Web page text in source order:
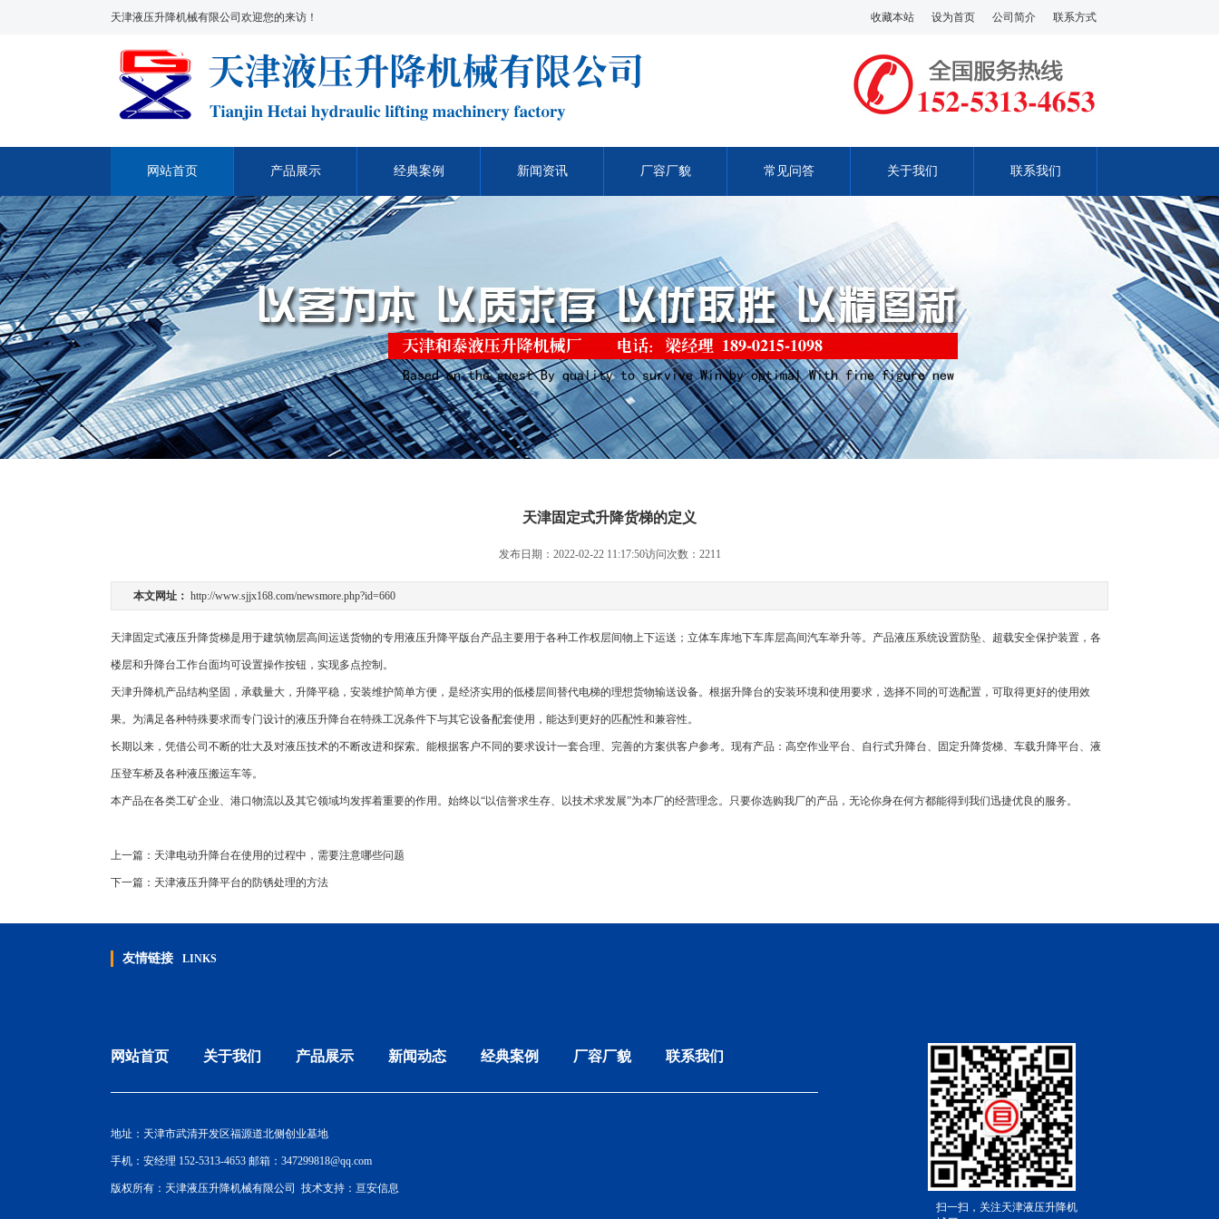
天津液压升降机械有限公司欢迎您的来访！ 收藏本站 设为首页 公司简介 联系方式
网站首页 产品展示 经典案例 新闻资讯 厂容厂貌 常见问答 关于我们 联系我们
天津固定式升降货梯的定义
发布日期：2022-02-22 11:17:50访问次数：2211
本文网址： http://www.sjjx168.com/newsmore.php?id=660
天津固定式液压升降货梯是用于建筑物层高间运送货物的专用液压升降平版台产品主要用于各种工作权层间物上下运送；立体车库地下车库层高间汽车举升等。产品液压系统设置防坠、超载安全保护装置，各
楼层和升降台工作台面均可设置操作按钮，实现多点控制。
天津升降机产品结构坚固，承载量大，升降平稳，安装维护简单方便，是经济实用的低楼层间替代电梯的理想货物输送设备。根据升降台的安装环境和使用要求，选择不同的可选配置，可取得更好的使用效
果。为满足各种特殊要求而专门设计的液压升降台在特殊工况条件下与其它设备配套使用，能达到更好的匹配性和兼容性。
长期以来，凭借公司不断的壮大及对液压技术的不断改进和探索。能根据客户不同的要求设计一套合理、完善的方案供客户参考。现有产品：高空作业平台、自行式升降台、固定升降货梯、车载升降平台、液
压登车桥及各种液压搬运车等。
本产品在各类工矿企业、港口物流以及其它领域均发挥着重要的作用。始终以“以信誉求生存、以技术求发展”为本厂的经营理念。只要你选购我厂的产品，无论你身在何方都能得到我们迅捷优良的服务。
上一篇： 天津电动升降台在使用的过程中，需要注意哪些问题
下一篇： 天津液压升降平台的防锈处理的方法
友情链接 LINKS
网站首页 关于我们 产品展示 新闻动态 经典案例 厂容厂貌 联系我们
地址：天津市武清开发区福源道北侧创业基地
手机：安经理 152-5313-4653 邮箱：347299818@qq.com
版权所有：天津液压升降机械有限公司 技术支持： 亘安信息
扫一扫，关注天津液压升降机